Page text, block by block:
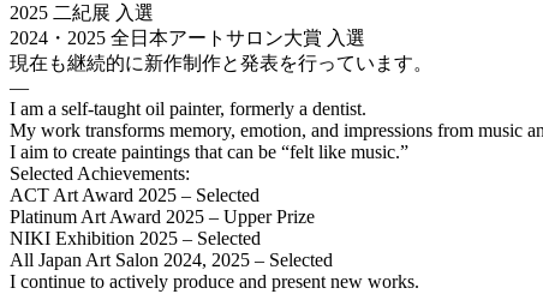
2025 二紀展 入選
2024・2025 全日本アートサロン大賞 入選
現在も継続的に新作制作と発表を行っています。
—
I am a self-taught oil painter, formerly a dentist.
My work transforms memory, emotion, and impressions from music
I aim to create paintings that can be “felt like music.”
Selected Achievements:
ACT Art Award 2025 – Selected
Platinum Art Award 2025 – Upper Prize
NIKI Exhibition 2025 – Selected
All Japan Art Salon 2024, 2025 – Selected
I continue to actively produce and present new works.